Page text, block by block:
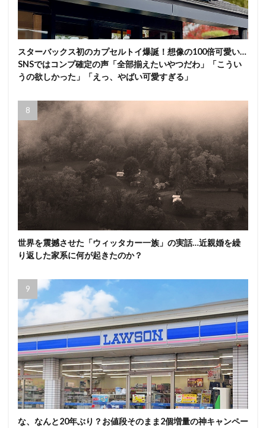
スターバックス初のカプセルトイ爆誕！想像の100倍可愛い…
SNSではコンプ確定の声「全部揃えたいやつだわ」「こうい
うの欲しかった」「えっ、やばい可愛すぎる」
世界を震撼させた「ウィッタカー一族」の実話…近親婚を繰
り返した家系に何が起きたのか？
な、なんと20年ぶり？お値段そのまま2個増量の神キャンペー